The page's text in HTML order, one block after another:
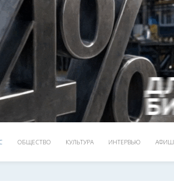
ОБЩЕСТВО КУЛЬТУРА ИНТЕРВЬЮ